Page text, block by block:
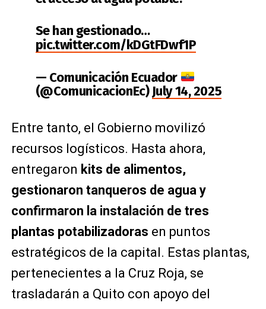
Se han gestionado…
pic.twitter.com/kDGtFDwf1P
— Comunicación Ecuador
(@ComunicacionEc)July 14, 2025
Entre tanto, el Gobierno movilizó
recursos logísticos. Hasta ahora,
entregaron kits de alimentos,
gestionaron tanqueros de agua y
confirmaron la instalación de tres
plantas potabilizadoras en puntos
estratégicos de la capital. Estas plantas,
pertenecientes a la Cruz Roja, se
trasladarán a Quito con apoyo del